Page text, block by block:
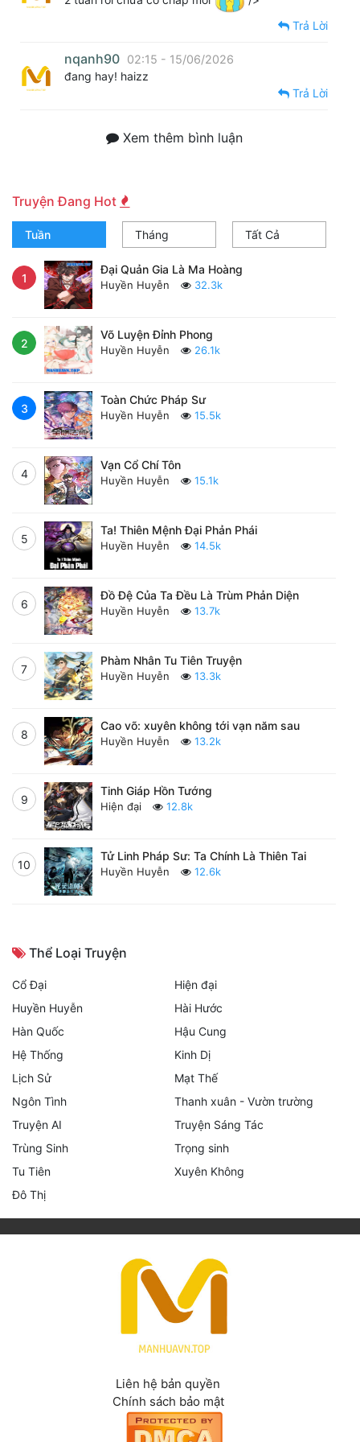
Trả Lời
nqanh90 02:15 - 15/06/2026
đang hay! haizz
Trả Lời
Xem thêm bình luận
Truyện Đang Hot
Tuần Tháng Tất Cả
1
Đại Quản Gia Là Ma Hoàng
Huyền Huyễn 32.3k
2
Võ Luyện Đỉnh Phong
Huyền Huyễn 26.1k
3
Toàn Chức Pháp Sư
Huyền Huyễn 15.5k
4
Vạn Cổ Chí Tôn
Huyền Huyễn 15.1k
5
Ta! Thiên Mệnh Đại Phản Phái
Huyền Huyễn 14.5k
6
Đồ Đệ Của Ta Đều Là Trùm Phản Diện
Huyền Huyễn 13.7k
7
Phàm Nhân Tu Tiên Truyện
Huyền Huyễn 13.3k
8
Cao võ: xuyên không tới vạn năm sau
Huyền Huyễn 13.2k
9
Tinh Giáp Hồn Tướng
Hiện đại 12.8k
10
Tử Linh Pháp Sư: Ta Chính Là Thiên Tai
Huyền Huyễn 12.6k
Thể Loại Truyện
Cổ Đại
Hiện đại
Huyền Huyễn
Hài Hước
Hàn Quốc
Hậu Cung
Hệ Thống
Kinh Dị
Lịch Sử
Mạt Thế
Ngôn Tình
Thanh xuân - Vườn trường
Truyện AI
Truyện Sáng Tác
Trùng Sinh
Trọng sinh
Tu Tiên
Xuyên Không
Đô Thị
Liên hệ bản quyền
Chính sách bảo mật